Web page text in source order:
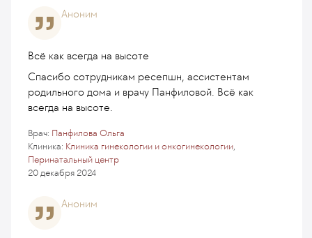
Аноним
Всё как всегда на высоте
Спасибо сотрудникам ресепшн, ассистентам
родильного дома и врачу Панфиловой. Всё как
всегда на высоте.
Клиника: Клиника гинекологии и онкогинекологии,
Перинатальный центр
Врач: Панфилова Ольга
20 декабря 2024
Аноним